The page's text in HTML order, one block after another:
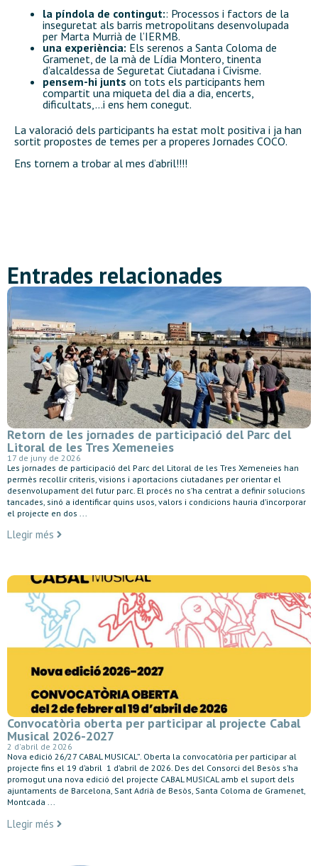
la píndola de contingut:: Processos i factors de la
inseguretat als barris metropolitans desenvolupada
per Marta Murrià de l’IERMB.
una experiència: Els serenos a Santa Coloma de
Gramenet, de la mà de Lídia Montero, tinenta
d’alcaldessa de Seguretat Ciutadana i Civisme.
pensem-hi junts on tots els participants hem
compartit una miqueta del dia a dia, encerts,
dificultats,…i ens hem conegut.
La valoració dels participants ha estat molt positiva i ja han
sortit propostes de temes per a properes Jornades COCO.
Ens tornem a trobar al mes d’abril!!!!
Entrades relacionades
Retorn de les jornades de participació del Parc del
Litoral de les Tres Xemeneies
17 de juny de 2026
Les jornades de participació del Parc del Litoral de les Tres Xemeneies han
permès recollir criteris, visions i aportacions ciutadanes per orientar el
desenvolupament del futur parc. El procés no s’ha centrat a definir solucions
tancades, sinó a identificar quins usos, valors i condicions hauria d’incorporar
el projecte en dos ...
Llegir més
Convocatòria oberta per participar al projecte Cabal
Musical 2026-2027
2 d'abril de 2026
Nova edició 26/27 CABAL MUSICAL”. Oberta la convocatòria per participar al
projecte fins el 19 d’abril 1 d’abril de 2026. Des del Consorci del Besòs s’ha
promogut una nova edició del projecte CABAL MUSICAL amb el suport dels
ajuntaments de Barcelona, Sant Adrià de Besòs, Santa Coloma de Gramenet,
Montcada ...
Llegir més